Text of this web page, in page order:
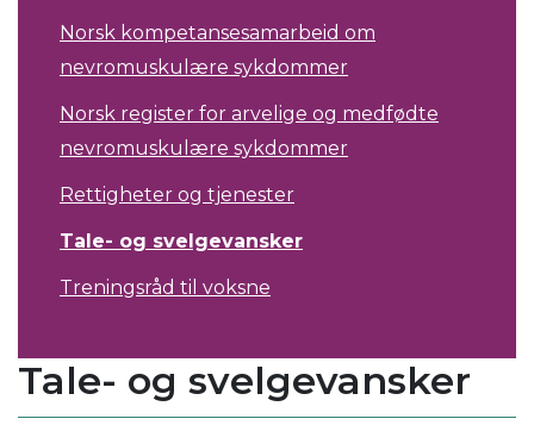
Norsk kompetansesamarbeid om
nevromuskulære sykdommer
Norsk register for arvelige og medfødte
nevromuskulære sykdommer
Rettigheter og tjenester
Tale- og svelgevansker
Treningsråd til voksne
Tale- og svelgevansker